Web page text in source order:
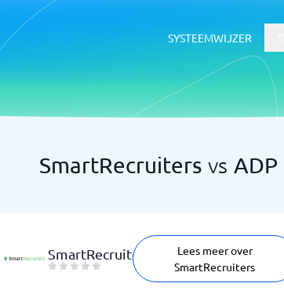
SYSTEEMWIJZER
HR & Talent
LMS
SmartRecruiters vs ADP
SmartRecruiters
Lees meer over
SmartRecruiters